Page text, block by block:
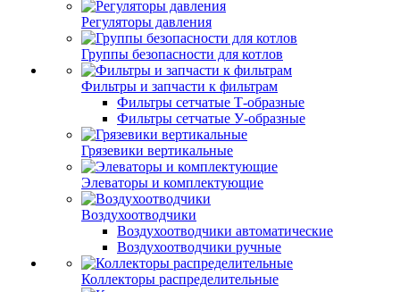
Регуляторы давления
Группы безопасности для котлов
Фильтры и запчасти к фильтрам
Фильтры сетчатые Т-образные
Фильтры сетчатые У-образные
Грязевики вертикальные
Элеваторы и комплектующие
Воздухоотводчики
Воздухоотводчики автоматические
Воздухоотводчики ручные
Коллекторы распределительные